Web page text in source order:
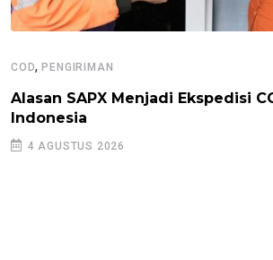
COD,PENGIRIMAN
Alasan SAPX Menjadi Ekspedisi
Indonesia
4 AGUSTUS 2026